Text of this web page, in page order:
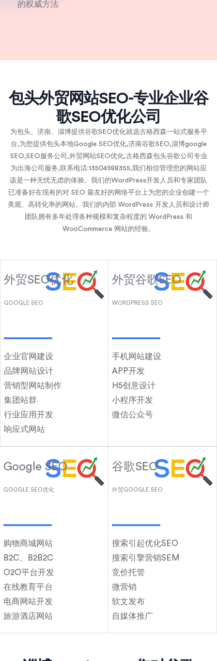
的权威方法
包头外贸网站SEO-专业企业谷
歌SEO优化公司
为包头、济南、淄博提供谷歌SEO优化就选古格西森一站式服务平
台,为您提供包头本地Google SEO优化,济南谷歌SEO,淄博google
SEO,SEO服务公司,外贸网站SEO优化,古格西森包头谷歌公司专业
为出海公司服务,联系电话:13504988355,我们相信管理您的网站应
该是一种无忧无虑的体验。我们的WordPress开发人员和专家团队
已准备好在现有的对 SEO 最友好的网络平台上为您的企业创建一个
美观、高转化率的网站。我们的内部 WordPress 开发人员和设计师
团队拥有多年处理各种规模和复杂程度的 WordPress 和
WooCommerce 网站的经验。
外贸SEO优化
GOOGLE SEO
企业官网建设
品牌网站设计
营销型网站制作
集团站群
行业应用开发
响应式网站
外贸谷歌SEO
WORDPRESS SEO
手机网站建设
APP开发
H5创意设计
小程序开发
微信公众号
Google SEO
GOOGLE SEO优化
购物商城网站
B2C、B2B2C
O2O平台开发
在线教育平台
电商网站开发
旅游酒店网站
谷歌SEO
外贸GOOGLE SEO
搜索引起优化SEO
搜索引擎营销SEM
竞价托管
微营销
软文发布
自媒体推广